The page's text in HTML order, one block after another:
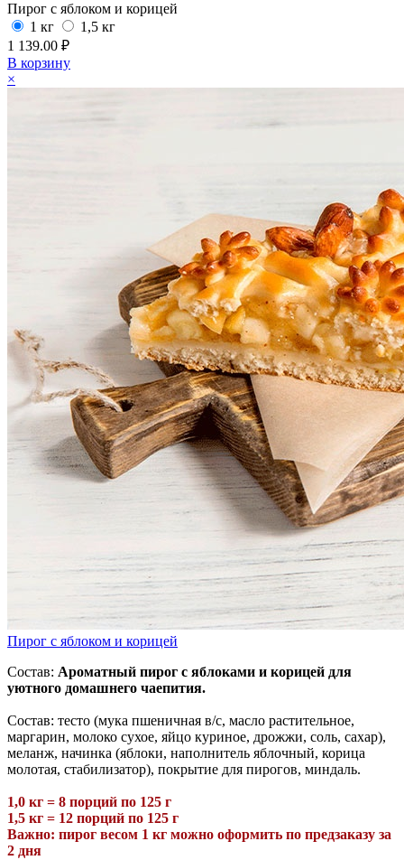
Пирог с яблоком и корицей
1 кг
1,5 кг
1 139.00 ₽
В корзину
×
Пирог с яблоком и корицей
Состав: Ароматный пирог с яблоками и корицей для
уютного домашнего чаепития.
Состав: тесто (мука пшеничная в/с, масло растительное,
маргарин, молоко сухое, яйцо куриное, дрожжи, соль, сахар),
меланж, начинка (яблоки, наполнитель яблочный, корица
молотая, стабилизатор), покрытие для пирогов, миндаль.
1,0 кг = 8 порций по 125 г
1,5 кг = 12 порций по 125 г
Важно: пирог весом 1 кг можно оформить по предзаказу за
2 дня